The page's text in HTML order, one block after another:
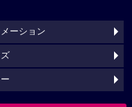
ーション